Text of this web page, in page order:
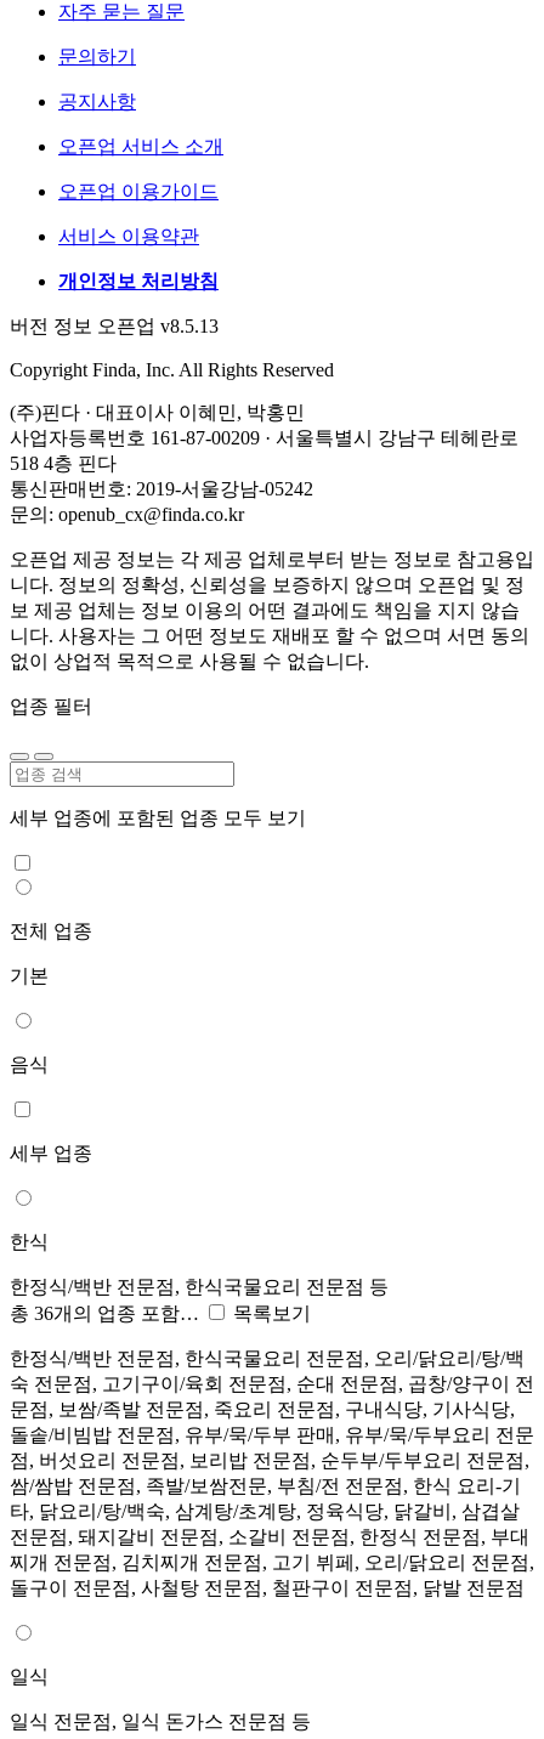
자주 묻는 질문
문의하기
공지사항
오픈업 서비스 소개
오픈업 이용가이드
서비스 이용약관
개인정보 처리방침
버전 정보 오픈업 v8.5.13
Copyright Finda, Inc. All Rights Reserved
(주)핀다 · 대표이사 이혜민, 박홍민
사업자등록번호 161-87-00209 · 서울특별시 강남구 테헤란로
518 4층 핀다
통신판매번호: 2019-서울강남-05242
문의: openub_cx@finda.co.kr
오픈업 제공 정보는 각 제공 업체로부터 받는 정보로 참고용입
니다. 정보의 정확성, 신뢰성을 보증하지 않으며 오픈업 및 정
보 제공 업체는 정보 이용의 어떤 결과에도 책임을 지지 않습
니다. 사용자는 그 어떤 정보도 재배포 할 수 없으며 서면 동의
없이 상업적 목적으로 사용될 수 없습니다.
업종 필터
세부 업종에 포함된 업종 모두 보기
전체 업종
기본
음식
세부 업종
한식
한정식/백반 전문점, 한식국물요리 전문점 등
총 36개의 업종 포함…
목록보기
한정식/백반 전문점, 한식국물요리 전문점, 오리/닭요리/탕/백
숙 전문점, 고기구이/육회 전문점, 순대 전문점, 곱창/양구이 전
문점, 보쌈/족발 전문점, 죽요리 전문점, 구내식당, 기사식당,
돌솥/비빔밥 전문점, 유부/묵/두부 판매, 유부/묵/두부요리 전문
점, 버섯요리 전문점, 보리밥 전문점, 순두부/두부요리 전문점,
쌈/쌈밥 전문점, 족발/보쌈전문, 부침/전 전문점, 한식 요리-기
타, 닭요리/탕/백숙, 삼계탕/초계탕, 정육식당, 닭갈비, 삼겹살
전문점, 돼지갈비 전문점, 소갈비 전문점, 한정식 전문점, 부대
찌개 전문점, 김치찌개 전문점, 고기 뷔페, 오리/닭요리 전문점,
돌구이 전문점, 사철탕 전문점, 철판구이 전문점, 닭발 전문점
일식
일식 전문점, 일식 돈가스 전문점 등